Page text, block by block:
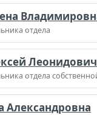
отдела
Леонидович
отдела
Александровна